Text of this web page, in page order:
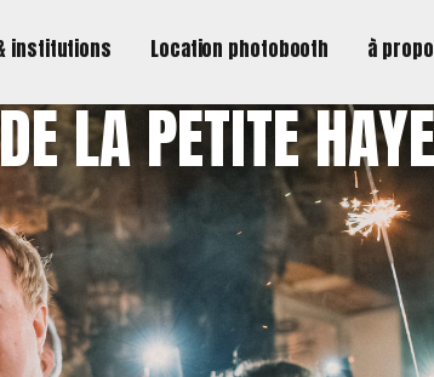
institutions Location photobooth à
LA PETITE HAYE